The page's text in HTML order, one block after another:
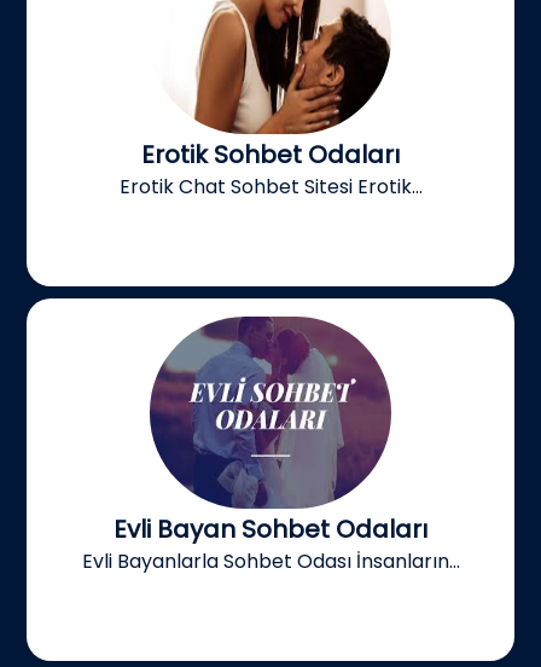
Erotik Sohbet Odaları
Erotik Chat Sohbet Sitesi Erotik...
Evli Bayan Sohbet Odaları
Evli Bayanlarla Sohbet Odası İnsanların...